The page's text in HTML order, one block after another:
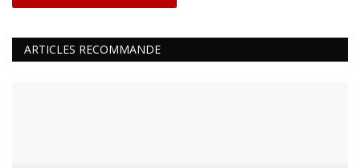
ARTICLES RECOMMANDE